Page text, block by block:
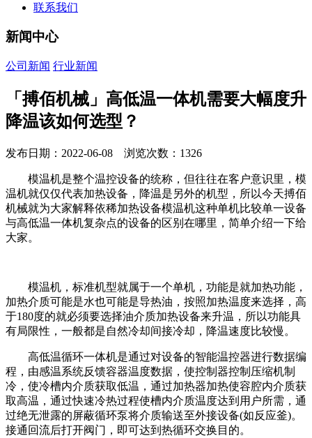
联系我们
新闻中心
公司新闻 行业新闻
「搏佰机械」高低温一体机需要大幅度升
降温该如何选型？
发布日期：2022-06-08 浏览次数：1326
模温机是整个温控设备的统称，但往往在客户意识里，模
温机就仅仅代表加热设备，降温是另外的机型，所以今天搏佰
机械就为大家解释依稀加热设备模温机这种单机比较单一设备
与高低温一体机复杂点的设备的区别在哪里，简单介绍一下给
大家。
模温机，标准机型就属于一个单机，功能是就加热功能，
加热介质可能是水也可能是导热油，按照加热温度来选择，高
于180度的就必须要选择油介质加热设备来升温，所以功能具
有局限性，一般都是自然冷却间接冷却，降温速度比较慢。
高低温循环一体机是通过对设备的智能温控器进行数据编
程，由感温系统反馈容器温度数据，使控制器控制压缩机制
冷，使冷槽内介质获取低温，通过加热器加热使容腔内介质获
取高温，通过快速冷热过程使槽内介质温度达到用户所需，通
过绝无泄露的屏蔽循环泵将介质输送至外接设备(如反应釜)。
接通回流后打开阀门，即可达到热循环交换目的。